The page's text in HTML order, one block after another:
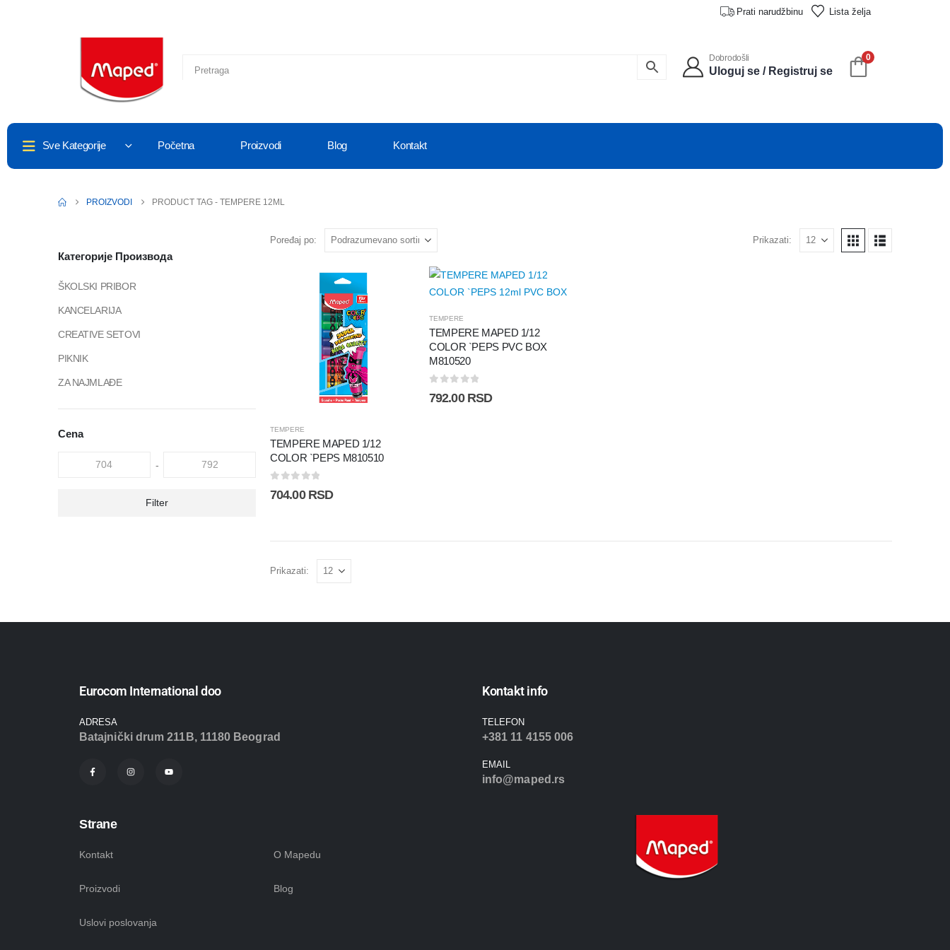
Prati narudžbinu Lista želja
Dobrodošli
Uloguj se / Registruj se
0
Sve Kategorije Početna Proizvodi Blog Kontakt
PROIZVODI PRODUCT TAG - TEMPERE 12ML
Poređaj po: Prikazati:
TEMPERE
TEMPERE MAPED 1/12
COLOR `PEPS M810510
704.00 RSD
TEMPERE
TEMPERE MAPED 1/12
COLOR `PEPS PVC BOX
M810520
792.00 RSD
Prikazati:
Категорије Производа
ŠKOLSKI PRIBOR
KANCELARIJA
CREATIVE SETOVI
PIKNIK
ZA NAJMLAĐE
Cena
-
Filter
Eurocom International doo
ADRESA
Batajnički drum 211B, 11180 Beograd
Kontakt info
TELEFON
+381 11 4155 006
EMAIL
info@maped.rs
Strane
Kontakt O Mapedu
Proizvodi Blog
Uslovi poslovanja